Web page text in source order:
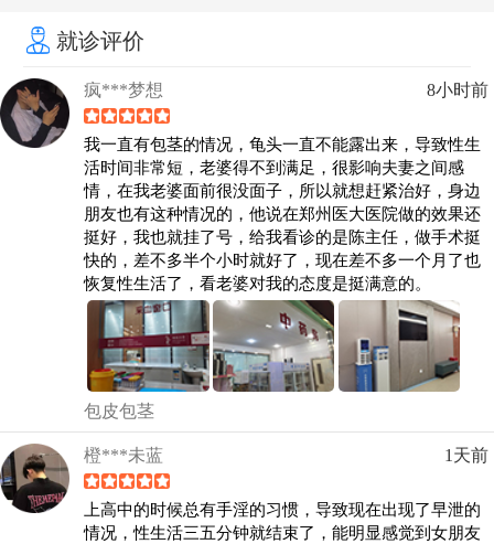
就诊评价
疯***梦想 8小时前
我一直有包茎的情况，龟头一直不能露出来，导致性生
活时间非常短，老婆得不到满足，很影响夫妻之间感
情，在我老婆面前很没面子，所以就想赶紧治好，身边
朋友也有这种情况的，他说在郑州医大医院做的效果还
挺好，我也就挂了号，给我看诊的是陈主任，做手术挺
快的，差不多半个小时就好了，现在差不多一个月了也
恢复性生活了，看老婆对我的态度是挺满意的。
包皮包茎
橙***未蓝 1天前
上高中的时候总有手淫的习惯，导致现在出现了早泄的
情况，性生活三五分钟就结束了，能明显感觉到女朋友